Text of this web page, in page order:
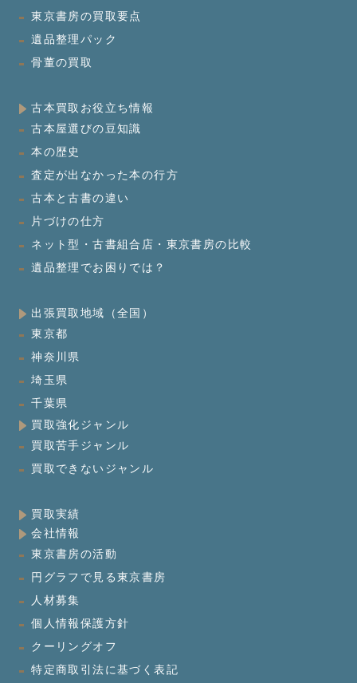
東京書房の買取要点
遺品整理パック
骨董の買取
古本買取お役立ち情報
古本屋選びの豆知識
本の歴史
査定が出なかった本の行方
古本と古書の違い
片づけの仕方
ネット型・古書組合店・東京書房の比較
遺品整理でお困りでは？
出張買取地域（全国）
東京都
神奈川県
埼玉県
千葉県
買取強化ジャンル
買取苦手ジャンル
買取できないジャンル
買取実績
会社情報
東京書房の活動
円グラフで見る東京書房
人材募集
個人情報保護方針
クーリングオフ
特定商取引法に基づく表記